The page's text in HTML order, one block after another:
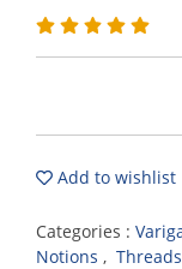
Add to wishlist
Categories :
Notions , Threads